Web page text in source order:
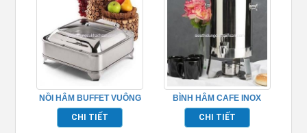
NỒI HÂM BUFFET VUÔNG
NẮP KÍNH TP697009
CHI TIẾT
BÌNH HÂM CAFE INOX
TP697060
CHI TIẾT